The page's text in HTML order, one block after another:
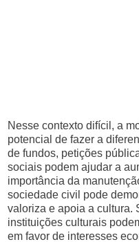
Nesse contexto difícil, a
potencial de fazer a
de fundos, petições
sociais podem ajudar a
importância da
sociedade civil pode
valoriza e apoia a cultura.
instituições culturais
em favor de interesses